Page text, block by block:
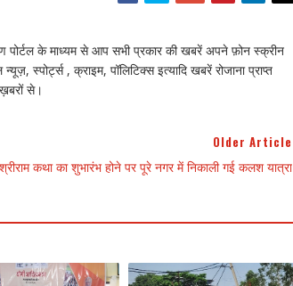
के माध्यम से आप सभी प्रकार की खबरें अपने फ़ोन स्क्रीन
, क्राइम, पॉलिटिक्स इत्यादि खबरें रोजाना प्राप्त
से।
Older Article
कथा का शुभारंभ होने पर पूरे नगर में निकाली गई कलश यात्रा